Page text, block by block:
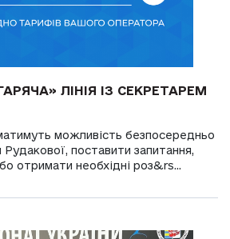
ЛІНІЯ ІЗ СЕКРЕТАРЕМ
можливість безпосередньо
поставити запитання,
отримати необхідні роз&rs...